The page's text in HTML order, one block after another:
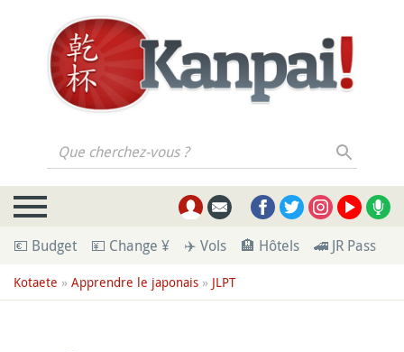
Que cherchez-vous ?
💶 Budget 💴 Change ¥ ✈️ Vols 🏨 Hôtels 🚄 JR Pass
Kotaete » Apprendre le japonais » JLPT